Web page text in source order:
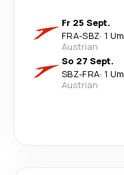
Fr 25 Sept.
FRA-SBZ· 1
Austrian
So 27 Sept.
SBZ-FRA· 1
Austrian